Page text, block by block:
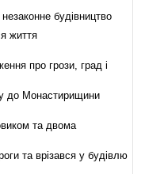
будівництво
життя
про грози, град і
до Монастирищини
та двома
та врізався у будівлю